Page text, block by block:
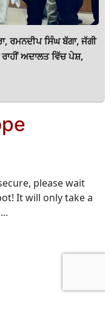
ਰਮਨਦੀਪ ਸਿੰਘ ਬੱਗਾ, ਜੱਗੀ
ਅਦਾਲਤ ਵਿੱਚ ਪੇਸ਼,